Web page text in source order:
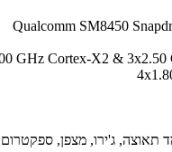
Qualcomm SM8450
GHz Cortex-X2 &
ג'ירו, מצפן, ספקטרום